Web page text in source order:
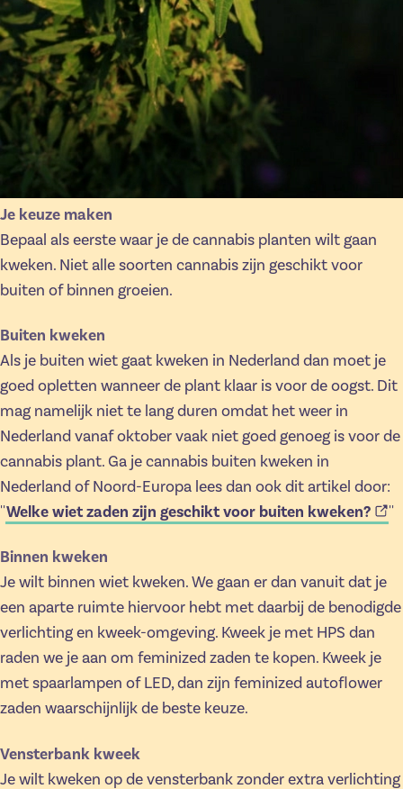
Je keuze maken
Bepaal als eerste waar je de cannabis planten wilt gaan
kweken. Niet alle soorten cannabis zijn geschikt voor
buiten of binnen groeien.
Buiten kweken
Als je buiten wiet gaat kweken in Nederland dan moet je
goed opletten wanneer de plant klaar is voor de oogst. Dit
mag namelijk niet te lang duren omdat het weer in
Nederland vanaf oktober vaak niet goed genoeg is voor de
cannabis plant. Ga je cannabis buiten kweken in
Nederland of Noord-Europa lees dan ook dit artikel door:
''Welke wiet zaden zijn geschikt voor buiten kweken? ''
Binnen kweken
Je wilt binnen wiet kweken. We gaan er dan vanuit dat je
een aparte ruimte hiervoor hebt met daarbij de benodigde
verlichting en kweek-omgeving. Kweek je met HPS dan
raden we je aan om feminized zaden te kopen. Kweek je
met spaarlampen of LED, dan zijn feminized autoflower
zaden waarschijnlijk de beste keuze.
Vensterbank kweek
Je wilt kweken op de vensterbank zonder extra verlichting